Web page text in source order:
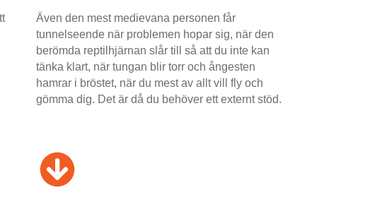
Även den mest medievana personen får
tunnelseende när problemen hopar sig, när den
berömda reptilhjärnan slår till så att du inte kan
tänka klart, när tungan blir torr och ångesten
hamrar i bröstet, när du mest av allt vill fly och
gömma dig. Det är då du behöver ett externt stöd.